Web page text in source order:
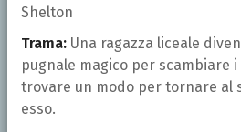
Shelton
Trama: Una ragazza liceale
pugnale magico per scambiare
trovare un modo per tornare al
esso.